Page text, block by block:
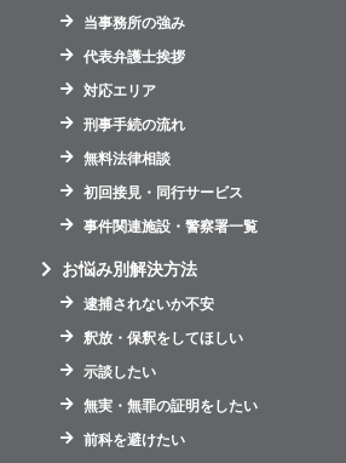
当事務所の強み
代表弁護士挨拶
対応エリア
刑事手続の流れ
無料法律相談
初回接見・同行サービス
事件関連施設・警察署一覧
お悩み別解決方法
逮捕されないか不安
釈放・保釈をしてほしい
示談したい
無実・無罪の証明をしたい
前科を避けたい